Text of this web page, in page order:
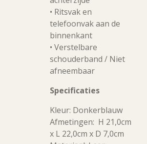
• Ritsvak en
telefoonvak aan de
binnenkant
• Verstelbare
schouderband / Niet
afneembaar
Specificaties
Kleur: Donkerblauw
Afmetingen: H 21,0cm
x L 22,0cm x D 7,0cm